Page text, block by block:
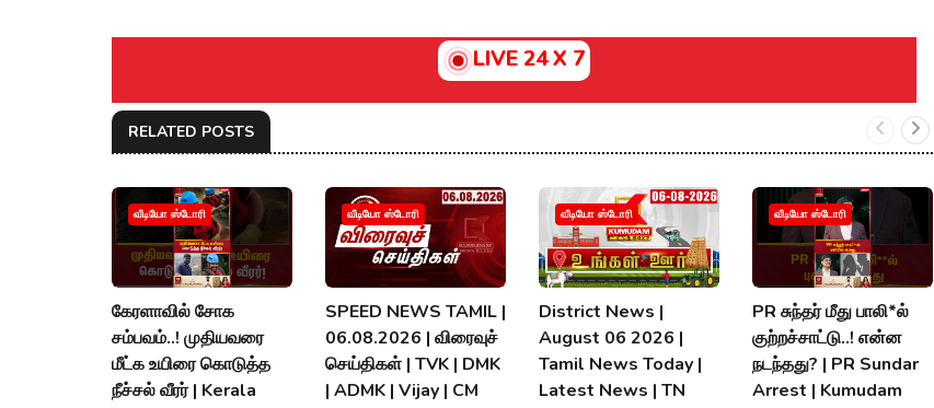
LIVE 24 X 7
RELATED POSTS
வீடியோ ஸ்டோரி
கேரளாவில் சோக
சம்பவம்..! முதியவரை
மீட்க உயிரை கொடுத்த
நீச்சல் வீரர் | Kerala
வீடியோ ஸ்டோரி
SPEED NEWS TAMIL |
06.08.2026 | விரைவுச்
செய்திகள் | TVK | DMK
| ADMK | Vijay | CM
வீடியோ ஸ்டோரி
District News |
August 06 2026 |
Tamil News Today |
Latest News | TN
வீடியோ ஸ்டோரி
PR சுந்தர் மீது பாலி*ல்
குற்றச்சாட்டு..! என்ன
நடந்தது? | PR Sundar
Arrest | Kumudam